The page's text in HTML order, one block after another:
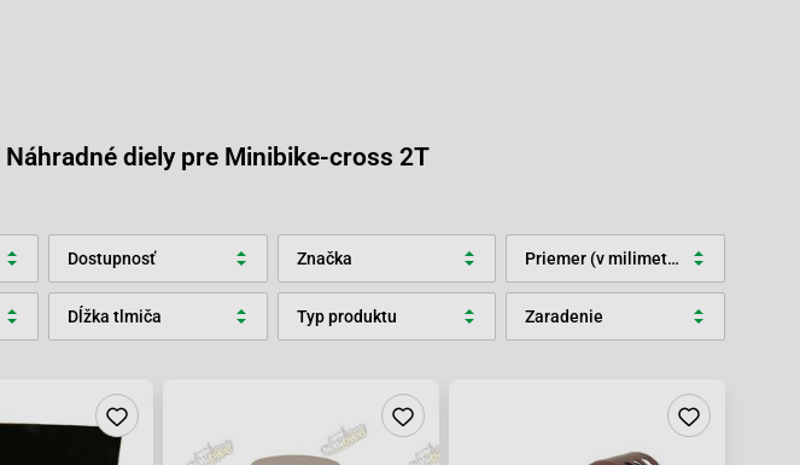
Náhradné diely pre Minibike-cross 2T
Dostupnosť Značka Priemer (v milimetroch)
Dĺžka tlmiča Typ produktu Zaradenie